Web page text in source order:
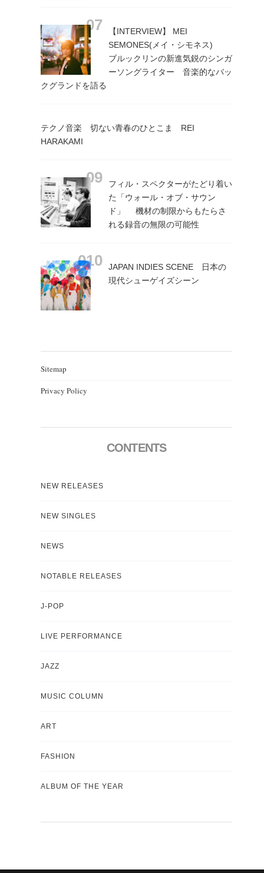
【INTERVIEW】 MEI
SEMONES(メイ・シモネス)
ブルックリンの新進気鋭のシンガ
ーソングライター 音楽的なバッ
クグランドを語る
テクノ音楽 切ない青春のひとこま REI
HARAKAMI
フィル・スペクターがたどり着い
た「ウォール・オブ・サウン
ド」 機材の制限からもたらさ
れる録音の無限の可能性
JAPAN INDIES SCENE 日本の
現代シューゲイズシーン
Sitemap
Privacy Policy
CONTENTS
NEW RELEASES
NEW SINGLES
NEWS
NOTABLE RELEASES
J-POP
LIVE PERFORMANCE
JAZZ
MUSIC COLUMN
ART
FASHION
ALBUM OF THE YEAR